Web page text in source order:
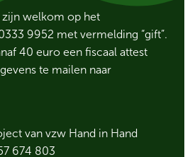
welkom op het
9952 met vermelding “gift”.
40 euro een fiscaal attest
te mailen naar
van vzw Hand in Hand
674 803